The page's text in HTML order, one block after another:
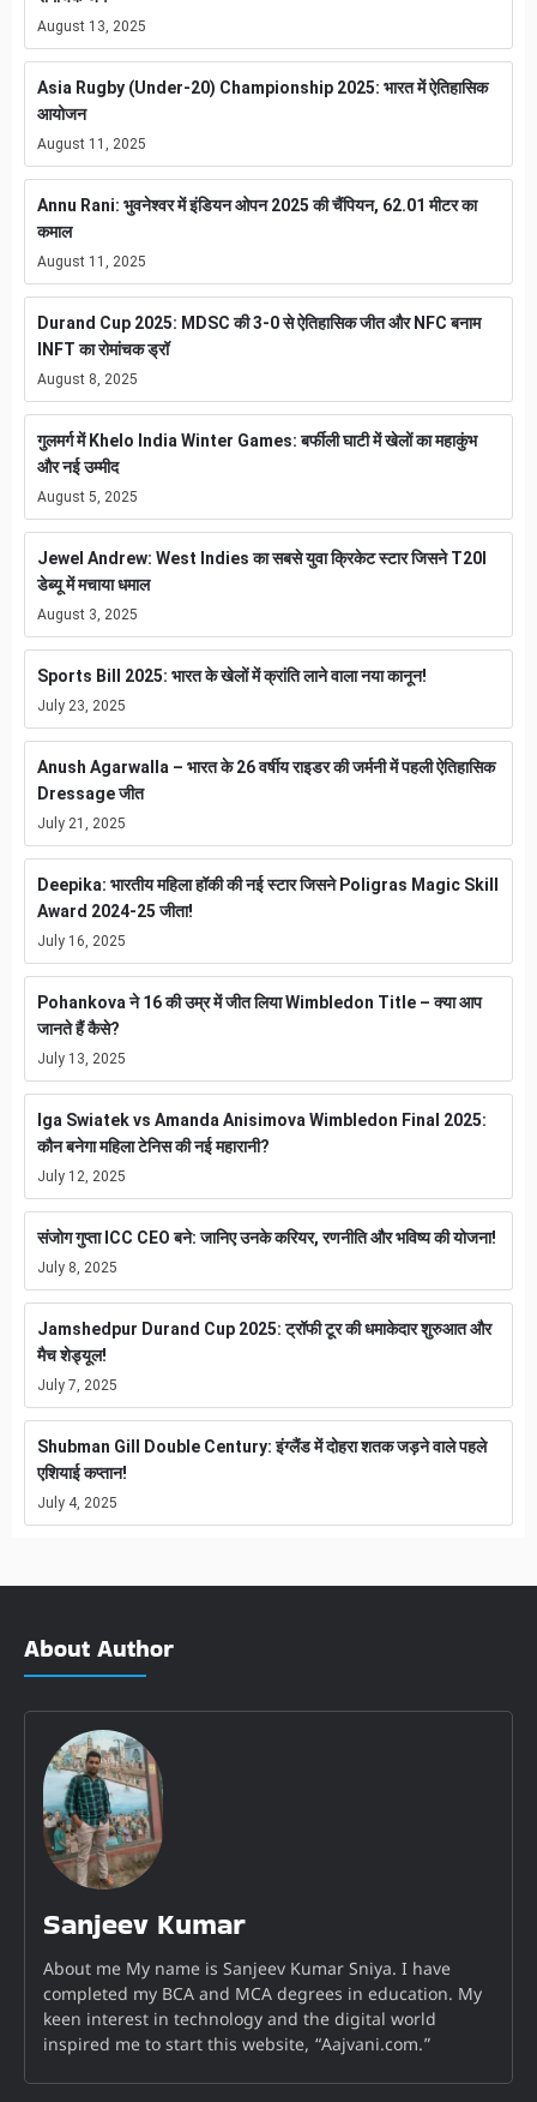
August 13, 2025
Asia Rugby (Under-20) Championship 2025: भारत में ऐतिहासिक
आयोजन
August 11, 2025
Annu Rani: भुवनेश्वर में इंडियन ओपन 2025 की चैंपियन, 62.01 मीटर का
कमाल
August 11, 2025
Durand Cup 2025: MDSC की 3-0 से ऐतिहासिक जीत और NFC बनाम
INFT का रोमांचक ड्रॉ
August 8, 2025
गुलमर्ग में Khelo India Winter Games: बर्फीली घाटी में खेलों का महाकुंभ
और नई उम्मीद
August 5, 2025
Jewel Andrew: West Indies का सबसे युवा क्रिकेट स्टार जिसने T20I
डेब्यू में मचाया धमाल
August 3, 2025
Sports Bill 2025: भारत के खेलों में क्रांति लाने वाला नया कानून!
July 23, 2025
Anush Agarwalla – भारत के 26 वर्षीय राइडर की जर्मनी में पहली ऐतिहासिक
Dressage जीत
July 21, 2025
Deepika: भारतीय महिला हॉकी की नई स्टार जिसने Poligras Magic Skill
Award 2024-25 जीता!
July 16, 2025
Pohankova ने 16 की उम्र में जीत लिया Wimbledon Title – क्या आप
जानते हैं कैसे?
July 13, 2025
Iga Swiatek vs Amanda Anisimova Wimbledon Final 2025:
कौन बनेगा महिला टेनिस की नई महारानी?
July 12, 2025
संजोग गुप्ता ICC CEO बने: जानिए उनके करियर, रणनीति और भविष्य की योजना!
July 8, 2025
Jamshedpur Durand Cup 2025: ट्रॉफी टूर की धमाकेदार शुरुआत और
मैच शेड्यूल!
July 7, 2025
Shubman Gill Double Century: इंग्लैंड में दोहरा शतक जड़ने वाले पहले
एशियाई कप्तान!
July 4, 2025
About Author
Sanjeev Kumar
About me My name is Sanjeev Kumar Sniya. I have
completed my BCA and MCA degrees in education. My
keen interest in technology and the digital world
inspired me to start this website, “Aajvani.com.”